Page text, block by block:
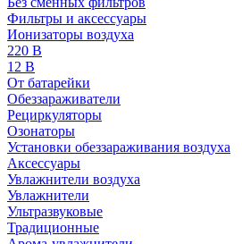
Фильтры и аксессуары
Ионизаторы воздуха
220 В
12 В
От батарейки
Обеззараживатели
Рециркуляторы
Озонаторы
Установки обеззараживания воздуха
Аксессуары
Увлажнители воздуха
Увлажнители
Ультразвуковые
Традиционные